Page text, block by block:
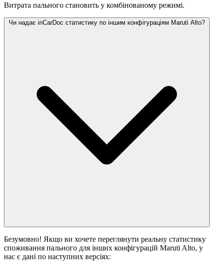
Витрата пального становить у комбінованому режимі.
Чи надає inCarDoc статистику по іншим конфігураціям Maruti Alto?
Безумовно! Якщо ви хочете переглянути реальну статистику
споживання пального для інших конфігурацій Maruti Alto, у
нас є дані по наступних версіях: